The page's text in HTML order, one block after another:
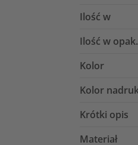
Ilość w
Ilość w opak.
Kolor
Kolor
Krótki opis
Materiał